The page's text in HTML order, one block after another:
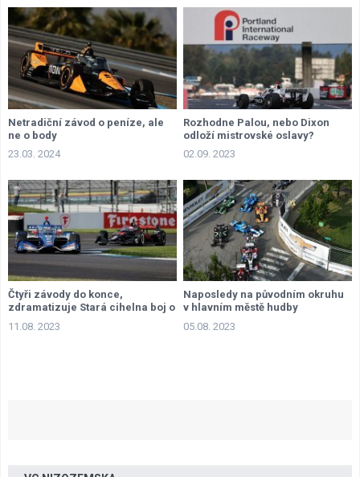
Netradiční závod o peníze, ale
ne o body
23.03. 2024
Rozhodne Palou, nebo Dixon
odloží mistrovské oslavy?
02.09. 2023
Čtyři závody do konce,
zdramatizuje Stará cihelna boj o
titul?
11.08. 2023
Naposledy na původním okruhu
v hlavním městě hudby
05.08. 2023